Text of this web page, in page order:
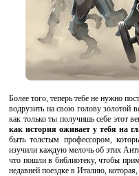
Более того, теперь тебе не нужно
водрузить на свою голову золотой
как только ты получишь себе этот
как история оживает у тебя на
быть толстым профессором,
изучили каждую мелочь об этих
что пошли в библиотеку, чтобы
недавней поездке в Италию,